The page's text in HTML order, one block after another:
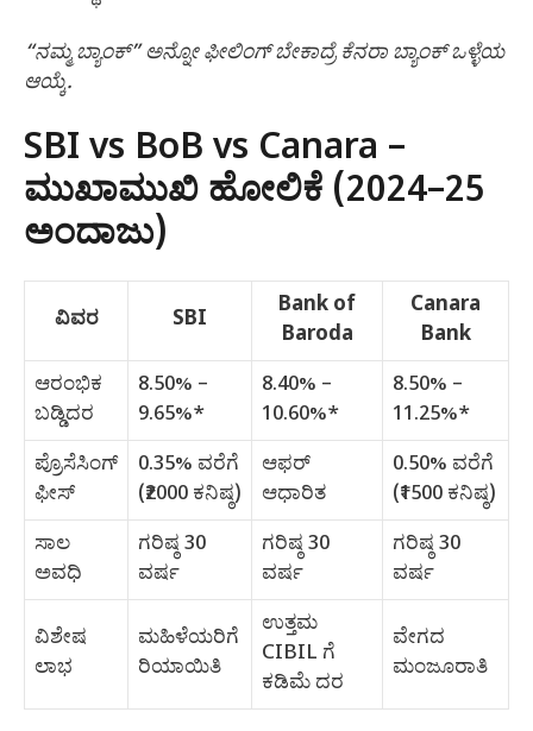
“ನಮ್ಮ ಬ್ಯಾಂಕ್” ಅನ್ನೋ ಫೀಲಿಂಗ್ ಬೇಕಾದ್ರೆ ಕೆನರಾ ಬ್ಯಾಂಕ್ ಒಳ್ಳೆಯ
ಆಯ್ಕೆ.
SBI vs BoB vs Canara –
ಮುಖಾಮುಖಿ ಹೋಲಿಕೆ (2024–25
ಅಂದಾಜು)
ವಿವರ SBI
Bank of
Baroda
Canara
Bank
ಆರಂಭಿಕ
ಬಡ್ಡಿದರ
8.50% –
9.65%*
8.40% –
10.60%*
8.50% –
11.25%*
ಪ್ರೊಸೆಸಿಂಗ್
ಫೀಸ್
0.35% ವರೆಗೆ
(₹2000 ಕನಿಷ್ಠ)
ಆಫರ್
ಆಧಾರಿತ
0.50% ವರೆಗೆ
(₹1500 ಕನಿಷ್ಠ)
ಸಾಲ
ಅವಧಿ
ಗರಿಷ್ಠ 30
ವರ್ಷ
ಗರಿಷ್ಠ 30
ವರ್ಷ
ಗರಿಷ್ಠ 30
ವರ್ಷ
ವಿಶೇಷ
ಲಾಭ
ಮಹಿಳೆಯರಿಗೆ
ರಿಯಾಯಿತಿ
ಉತ್ತಮ
CIBIL ಗೆ
ಕಡಿಮೆ ದರ
ವೇಗದ
ಮಂಜೂರಾತಿ